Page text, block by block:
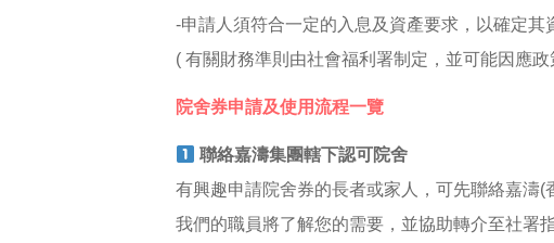
-申請人須符合一定的入息及資產要求，以確定其
( 有關財務準則由社會福利署制定，並可能因應
院舍券申請及使用流程一覽
聯絡嘉濤集團轄下認可院舍
有興趣申請院舍券的長者或家人，可先聯絡嘉濤(
我們的職員將了解您的需要，並協助轉介至社署